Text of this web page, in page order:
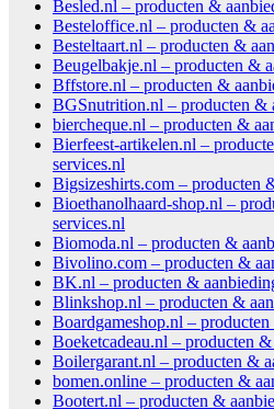
Besled.nl – producten &
Besteloffice.nl – producten &
Besteltaart.nl – producten &
Beugelbakje.nl – producten &
Bffstore.nl – producten &
BGSnutrition.nl – producten &
biercheque.nl – producten &
Bierfeest-artikelen.nl –
services.nl
Bigsizeshirts.com – producten
Bioethanolhaard-shop.nl –
services.nl
Biomoda.nl – producten &
Bivolino.com – producten &
BK.nl – producten &
Blinkshop.nl – producten &
Boardgameshop.nl –
Boeketcadeau.nl – producten
Boilergarant.nl – producten &
bomen.online – producten &
Bootert.nl – producten &